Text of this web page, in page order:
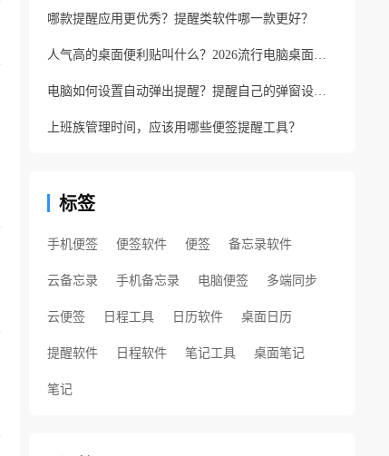
哪款提醒应用更优秀？提醒类软件哪一款更好？
人气高的桌面便利贴叫什么？2026流行电脑桌面便利贴
电脑如何设置自动弹出提醒？提醒自己的弹窗设置方法
上班族管理时间，应该用哪些便签提醒工具？
标签
手机便签 便签软件 便签 备忘录软件
云备忘录 手机备忘录 电脑便签 多端同步
云便签 日程工具 日历软件 桌面日历
提醒软件 日程软件 笔记工具 桌面笔记
笔记